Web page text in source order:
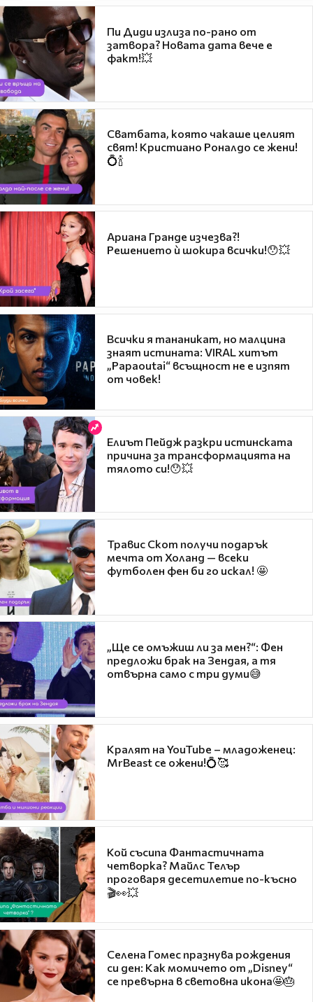
Пи Диди излиза по-рано от
затвора? Новата дата вече е
факт!💥
Сватбата, която чакаше целият
свят! Кристиано Роналдо се жени!
💍🍾
Ариана Гранде изчезва?!
Решението ѝ шокира всички!😯💥
Всички я тананикат, но малцина
знаят истината: VIRAL хитът
„Papaoutai“ всъщност не е изпят
от човек!
Елиът Пейдж разкри истинската
причина за трансформацията на
тялото си!😯💥
Травис Скот получи подарък
мечта от Холанд — всеки
футболен фен би го искал! 🤩
„Ще се омъжиш ли за мен?“: Фен
предложи брак на Зендая, а тя
отвърна само с три думи😅
Кралят на YouTube – младоженец:
MrBeast се ожени!💍🥰
Кой съсипа Фантастичната
четворка? Майлс Телър
проговаря десетилетие по-късно
🎬👀💥
Селена Гомес празнува рождения
си ден: Как момичето от „Disney“
се превърна в световна икона🤩🎂